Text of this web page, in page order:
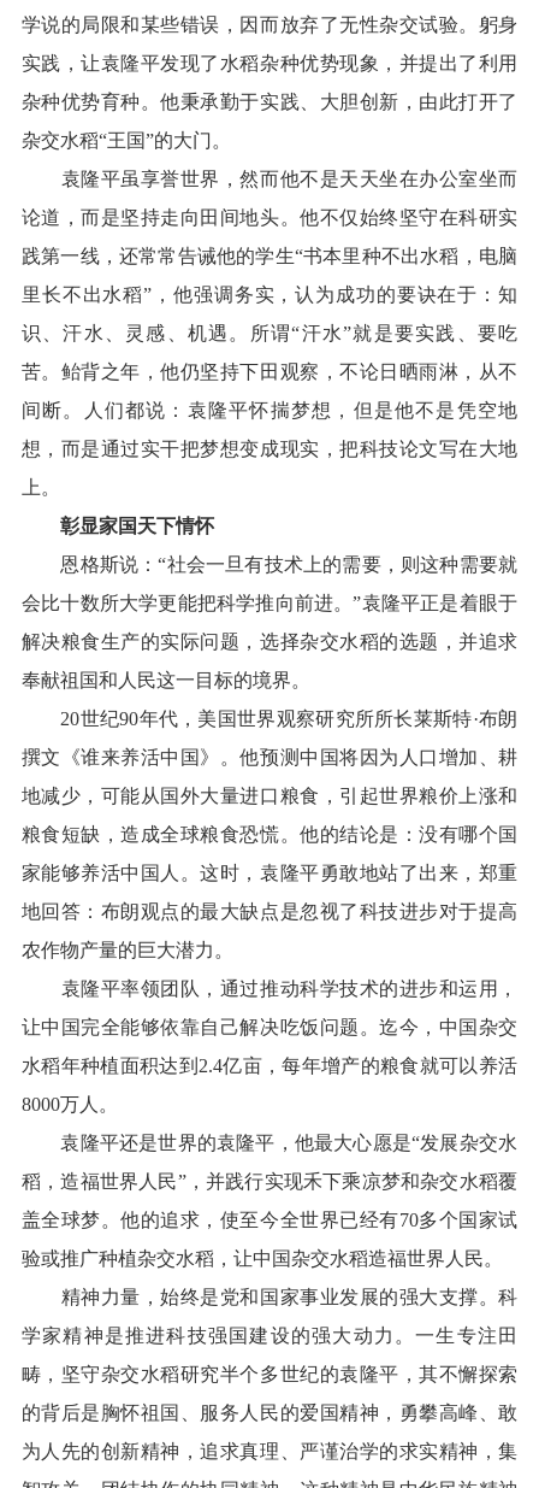
学说的局限和某些错误，因而放弃了无性杂交试验。躬身
实践，让袁隆平发现了水稻杂种优势现象，并提出了利用
杂种优势育种。他秉承勤于实践、大胆创新，由此打开了
杂交水稻“王国”的大门。
袁隆平虽享誉世界，然而他不是天天坐在办公室坐而
论道，而是坚持走向田间地头。他不仅始终坚守在科研实
践第一线，还常常告诫他的学生“书本里种不出水稻，电脑
里长不出水稻”，他强调务实，认为成功的要诀在于：知
识、汗水、灵感、机遇。所谓“汗水”就是要实践、要吃
苦。鲐背之年，他仍坚持下田观察，不论日晒雨淋，从不
间断。人们都说：袁隆平怀揣梦想，但是他不是凭空地
想，而是通过实干把梦想变成现实，把科技论文写在大地
上。
彰显家国天下情怀
恩格斯说 ：“社会一旦有技术上的需要，则这种需要就
会比十数所大学更能把科学推向前进。”袁隆平正是着眼于
解决粮食生产的实际问题，选择杂交水稻的选题，并追求
奉献祖国和人民这一目标的境界。
20世纪90年代，美国世界观察研究所所长莱斯特·布朗
撰文《谁来养活中国》。他预测中国将因为人口增加、耕
地减少，可能从国外大量进口粮食，引起世界粮价上涨和
粮食短缺，造成全球粮食恐慌。他的结论是：没有哪个国
家能够养活中国人。这时，袁隆平勇敢地站了出来，郑重
地回答：布朗观点的最大缺点是忽视了科技进步对于提高
农作物产量的巨大潜力。
袁隆平率领团队，通过推动科学技术的进步和运用，
让中国完全能够依靠自己解决吃饭问题。迄今，中国杂交
水稻年种植面积达到2.4亿亩，每年增产的粮食就可以养活
8000万人。
袁隆平还是世界的袁隆平，他最大心愿是“发展杂交水
稻，造福世界人民”，并践行实现禾下乘凉梦和杂交水稻覆
盖全球梦。他的追求，使至今全世界已经有70多个国家试
验或推广种植杂交水稻，让中国杂交水稻造福世界人民。
精神力量，始终是党和国家事业发展的强大支撑。科
学家精神是推进科技强国建设的强大动力。一生专注田
畴，坚守杂交水稻研究半个多世纪的袁隆平，其不懈探索
的背后是胸怀祖国、服务人民的爱国精神，勇攀高峰、敢
为人先的创新精神，追求真理、严谨治学的求实精神，集